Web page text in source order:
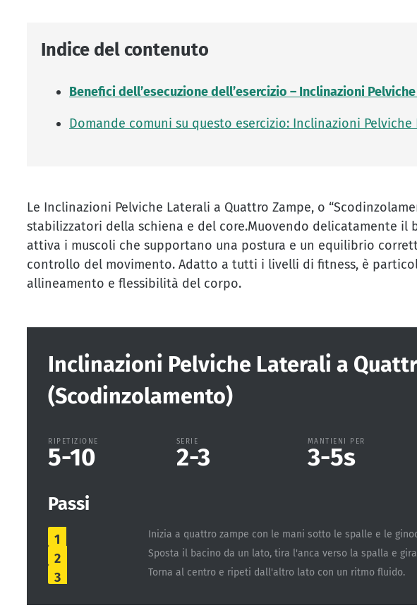
Indice del contenuto
Benefici dell’esecuzione dell’esercizio – Inclinazioni
Domande comuni su questo esercizio: Inclinazioni
Le Inclinazioni Pelviche Laterali a Quattro Zampe, o
stabilizzatori della schiena e del core.Muovendo delicatamente
attiva i muscoli che supportano una postura e un equilibrio
controllo del movimento. Adatto a tutti i livelli di fitness, è
allineamento e flessibilità del corpo.
Inclinazioni Pelviche Laterali a
(Scodinzolamento)
RIPETIZIONE
5-10
SERIE
2-3
MANTIENI PER
3-5s
Passi
1 Inizia a quattro zampe con le mani sotto le spalle e le
2 Sposta il bacino da un lato, tira l'anca verso la spalla e
3 Torna al centro e ripeti dall'altro lato con un ritmo fluido.